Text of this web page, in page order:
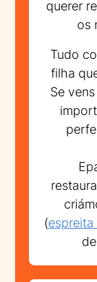
querer
os
Tudo
filha
Se
(espreita